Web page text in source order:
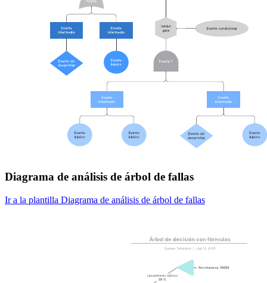
Diagrama de análisis de árbol de fallas
Ir a la plantilla Diagrama de análisis de árbol de fallas